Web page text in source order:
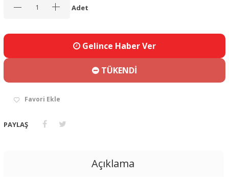
Adet
Gelince Haber Ver
TÜKENDİ
Favori Ekle
PAYLAŞ
Açıklama